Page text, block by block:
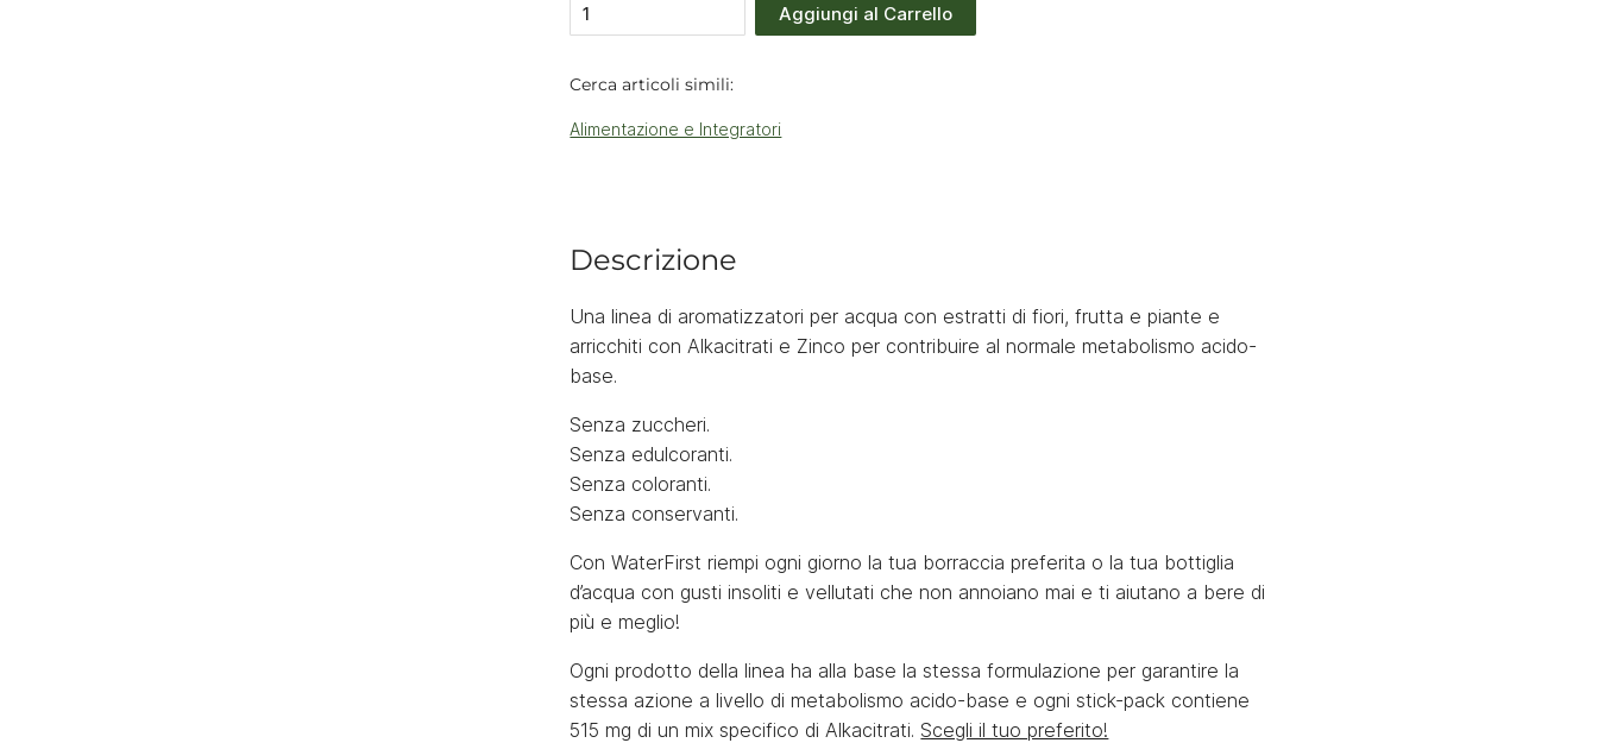
Aggiungi al Carrello
Cerca articoli simili:
Alimentazione e Integratori
Descrizione
Una linea di aromatizzatori per acqua con estratti di fiori, frutta e piante e
arricchiti con Alkacitrati e Zinco per contribuire al normale metabolismo acido-
base.
Senza zuccheri.
Senza edulcoranti.
Senza coloranti.
Senza conservanti.
Con WaterFirst riempi ogni giorno la tua borraccia preferita o la tua bottiglia
d’acqua con gusti insoliti e vellutati che non annoiano mai e ti aiutano a bere di
più e meglio!
Ogni prodotto della linea ha alla base la stessa formulazione per garantire la
stessa azione a livello di metabolismo acido-base e ogni stick-pack contiene
515 mg di un mix specifico di Alkacitrati. Scegli il tuo preferito!